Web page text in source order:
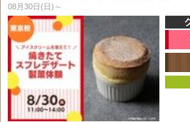
08月30日(日)～